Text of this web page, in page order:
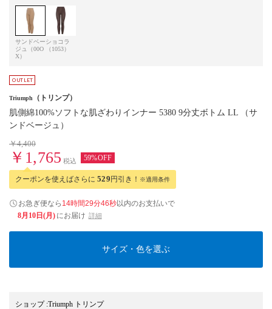
サンドベー
ジュ（00O
X）
ショコラ
（1053）
Triumph （トリンプ）
肌側綿100%ソフトな肌ざわりインナー 5380 9分丈ボトム LL （サ
ンドベージュ）
￥4,400
￥1,765 税込 59%OFF
クーポンを使えばさらに 529円引き！ ※適用条件
お急ぎ便なら 14時間29分45秒以内のお支払いで
8月10日(月) にお届け 詳細
サイズ・色を選ぶ
ショップ:Triumph トリンプ